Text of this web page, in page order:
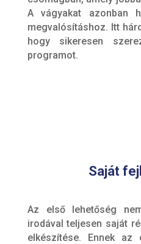
A vágyakat azonban
megvalósításhoz. Itt
hogy sikeresen
programot.
Saját
Az első lehetőség
irodával teljesen saját
elkészítése. Ennek az